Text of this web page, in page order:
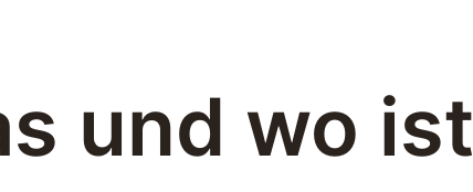
und wo ist